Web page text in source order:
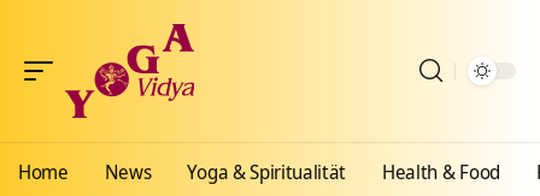
Home News Yoga & Spiritualität Health & Food